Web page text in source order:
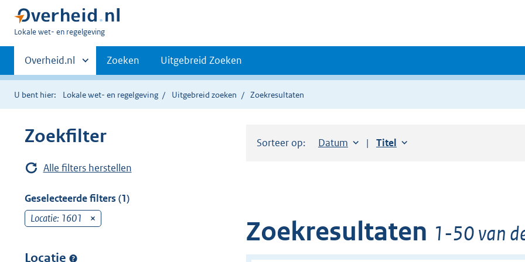
U
hier:
Lokale wet- en regelgeving
Primaire
navigatie
Andere
sites
binnen
Overheid.nl Zoeken Uitgebreid Zoeken
U bent hier: Lokale wet- en regelgeving Uitgebreid zoeken Zoekresultaten
Zoekfilter
Alle filters herstellen
Geselecteerde filters (1)
Locatie: 1601
Locatie
Sorteer op: Sorteer op:
Datum aflopendSorteer op:
Titel oplopend
Zoekresultaten 1-50 van